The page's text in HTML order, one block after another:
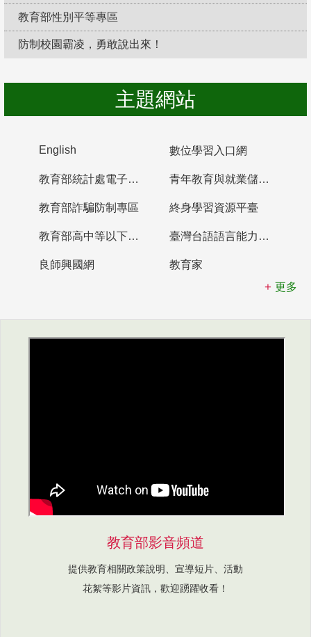
教育部性別平等專區
防制校園霸凌，勇敢說出來！
主題網站
English 數位學習入口網
教育部統計處電子書櫃 青年教育與就業儲蓄帳戶
教育部詐騙防制專區 終身學習資源平臺
教育部高中等以下學校及幼兒園教師資格檢定考試 臺灣台語語言能力認證網站
良師興國網
教育家
更多
教育部影音頻道
提供教育相關政策說明、宣導短片、活動
花絮等影片資訊，歡迎踴躍收看！